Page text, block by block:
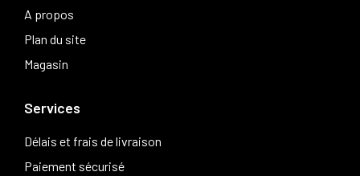
A propos
Plan du site
Magasin
Services
Délais et frais de livraison
Paiement sécurisé